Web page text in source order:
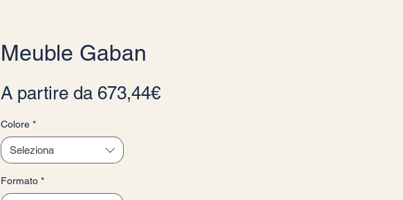
Meuble Gaban
A partire da 673,44€Prezzo scontato
Colore *
Seleziona
Formato *